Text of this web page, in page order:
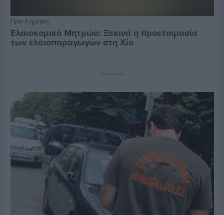
Πριν 4 ημέρες
Ελαιοκομικό Μητρώο: Ξεκινά η προετοιμασία
των ελαιοπαραγωγών στη Χίο
Διαφήμιση